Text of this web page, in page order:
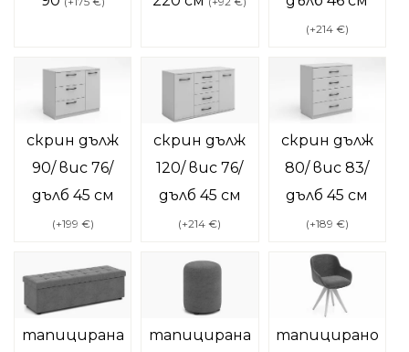
(+214 €)
скрин дълж
90/ вис 76/
дълб 45 см
(+199 €)
скрин дълж
120/ вис 76/
дълб 45 см
(+214 €)
скрин дълж
80/ вис 83/
дълб 45 см
(+189 €)
тапицирана
тапицирана
тапицирано